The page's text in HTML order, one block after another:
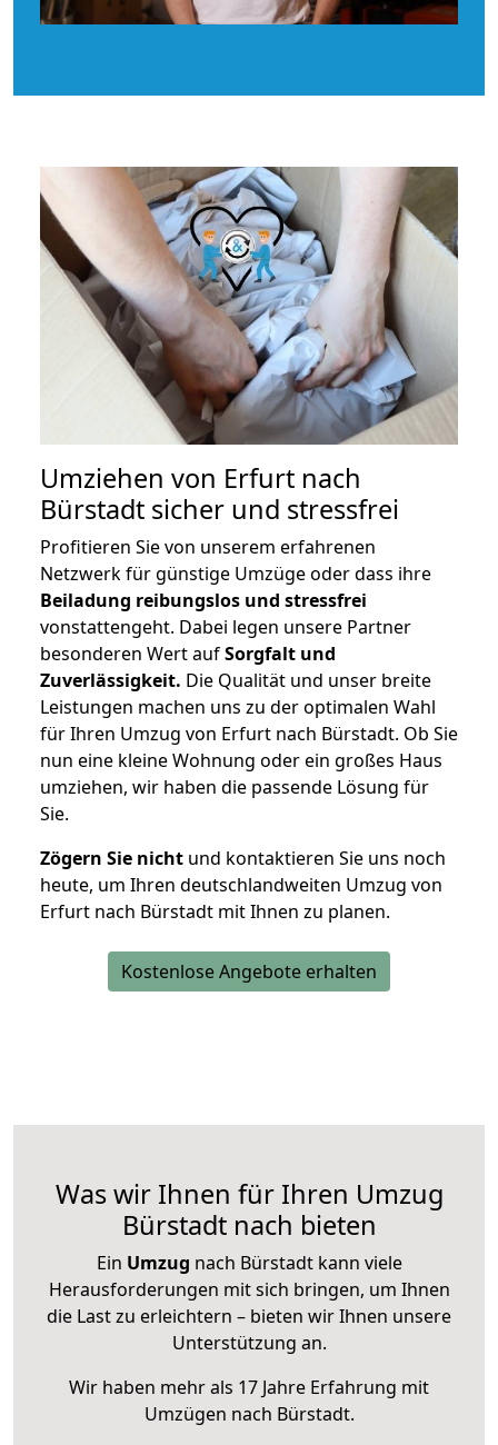
Umziehen von Erfurt nach
Bürstadt sicher und stressfrei
Profitieren Sie von unserem erfahrenen
Netzwerk für günstige Umzüge oder dass ihre
Beiladung reibungslos und stressfrei
vonstattengeht. Dabei legen unsere Partner
besonderen Wert aufSorgfalt und
Zuverlässigkeit. Die Qualität und unser breite
Leistungen machen uns zu der optimalen Wahl
für Ihren Umzug von Erfurt nach Bürstadt. Ob Sie
nun eine kleine Wohnung oder ein großes Haus
umziehen, wir haben die passende Lösung für
Sie.
Zögern Sie nicht und kontaktieren Sie uns noch
heute, um Ihren deutschlandweiten Umzug von
Erfurt nach Bürstadt mit Ihnen zu planen.
Kostenlose Angebote erhalten
Was wir Ihnen für Ihren Umzug
Bürstadt nach bieten
Ein Umzug nach Bürstadt kann viele
Herausforderungen mit sich bringen, um Ihnen
die Last zu erleichtern – bieten wir Ihnen unsere
Unterstützung an.
Wir haben mehr als 17 Jahre Erfahrung mit
Umzügen nach Bürstadt.